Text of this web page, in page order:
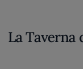
La Taverna